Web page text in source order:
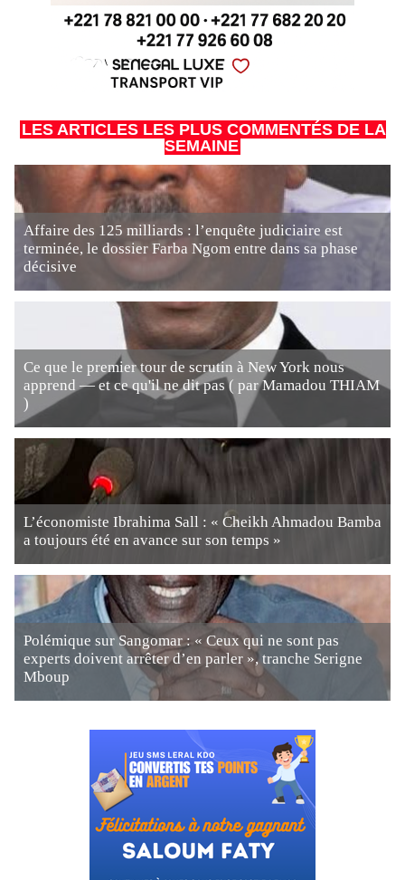
LES ARTICLES LES PLUS COMMENTÉS DE LA
SEMAINE
Affaire des 125 milliards : l’enquête judiciaire est
terminée, le dossier Farba Ngom entre dans sa phase
décisive
Ce que le premier tour de scrutin à New York nous
apprend — et ce qu'il ne dit pas ( par Mamadou THIAM
)
L’économiste Ibrahima Sall : « Cheikh Ahmadou Bamba
a toujours été en avance sur son temps »
Polémique sur Sangomar : « Ceux qui ne sont pas
experts doivent arrêter d’en parler », tranche Serigne
Mboup